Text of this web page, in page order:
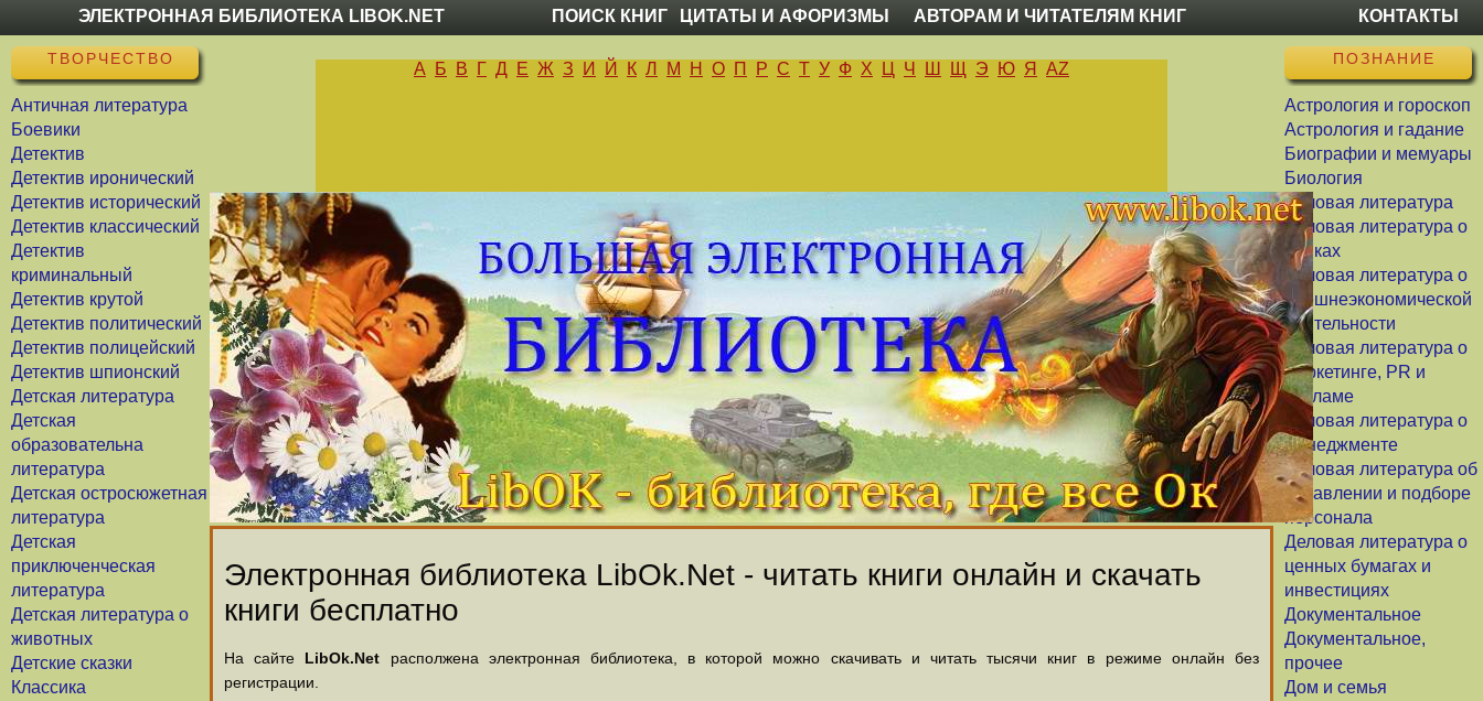
ЭЛЕКТРОННАЯ БИБЛИОТЕКА LIBOK.NET ПОИСК КНИГ ЦИТАТЫ И АФОРИЗМЫ АВТОРАМ И ЧИТАТЕЛЯМ КНИГ КОНТАКТЫ
ТВОРЧЕСТВО
Античная литература
Боевики
Детектив
Детектив иронический
Детектив исторический
Детектив классический
Детектив
криминальный
Детектив крутой
Детектив политический
Детектив полицейский
Детектив шпионский
Детская литература
Детская
образовательна
литература
Детская остросюжетная
литература
Детская
приключенческая
литература
Детская литература о
животных
Детские сказки
Классика
ПОЗНАНИЕ
Астрология и гороскоп
Астрология и гадание
Биографии и мемуары
Биология
Деловая литература
Деловая литература о
банках
Деловая литература о
внешнеэкономической
деятельности
Деловая литература о
маркетинге, PR и
рекламе
Деловая литература о
менеджменте
Деловая литература об
управлении и подборе
персонала
Деловая литература о
ценных бумагах и
инвестициях
Документальное
Документальное,
прочее
Дом и семья
А Б В Г Д Е Ж З И Й К Л М Н О П Р С Т У Ф Х Ц Ч Ш Щ Э Ю Я AZ
Электронная библиотека LibOk.Net - читать книги онлайн и скачать
книги бесплатно
На сайте LibOk.Net располжена электронная библиотека, в которой можно скачивать и читать тысячи книг в режиме онлайн без
регистрации.